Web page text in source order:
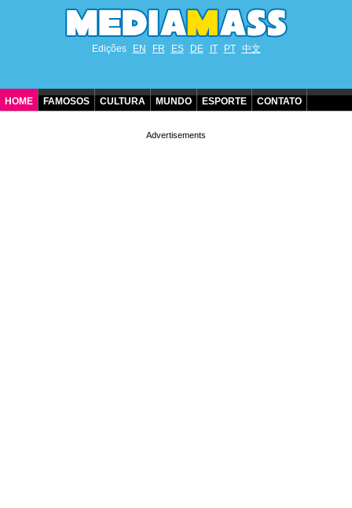
Edições EN FR ES DE IT PT 中文
HOME FAMOSOS CULTURA MUNDO ESPORTE CONTATO